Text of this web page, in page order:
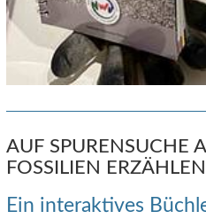
AUF SPURENSUCHE
FOSSILIEN ERZÄHLEN
Ein interaktives